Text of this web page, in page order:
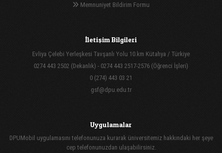
Memnuniyet Bildirim Formu
İletişim Bilgileri
Evliya Çelebi Yerleşkesi Tavşanlı Yolu 10.km Kütahya / Türkiye
0274 443 2502 (Dekanlık) - 0274 443 2517-2576 (Öğrenci İşleri)
0 (274) 443 03 21
gsf@dpu.edu.tr
Uygulamalar
DPUMobil uygulamasını telefonunuza kurarak üniversitemiz hakkındaki her şeye
cep telefonunuzdan ulaşabilirsiniz.